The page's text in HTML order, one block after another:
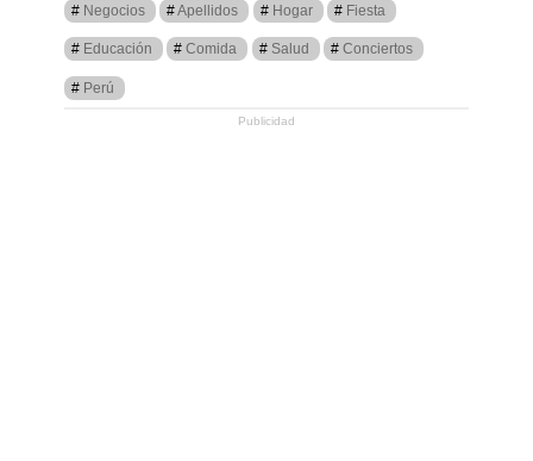
Negocios Apellidos Hogar Fiesta
Educación Comida Salud Conciertos
Perú
Publicidad